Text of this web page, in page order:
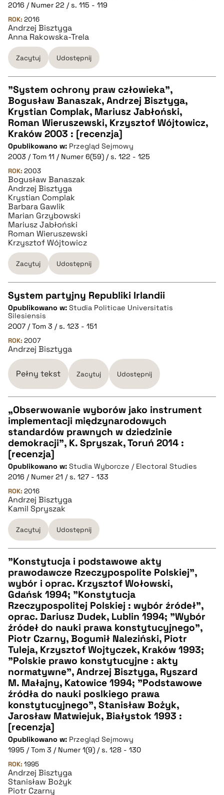
pobierz cytat
BIBTEX
pobierz cytat
2016 / Numer 22 / s. 115 - 119
ROK: 2016
Andrzej Bisztyga
Anna Rakowska-Trela
Zacytuj Udostępnij
CZYSTY TEKST
pobierz cytat
BIBTEX
pobierz cytat
"System ochrony praw człowieka",
Bogusław Banaszak, Andrzej Bisztyga,
Krystian Complak, Mariusz Jabłoński,
Roman Wieruszewski, Krzysztof Wójtowicz,
Kraków 2003 : [recenzja]
Opublikowano w: Przegląd Sejmowy
2003 / Tom 11 / Numer 6(59) / s. 122 - 125
ROK: 2003
Bogusław Banaszak
Andrzej Bisztyga
Krystian Complak
Barbara Gawlik
Marian Grzybowski
Mariusz Jabłoński
Roman Wieruszewski
Krzysztof Wójtowicz
Zacytuj Udostępnij
CZYSTY TEKST
pobierz cytat
BIBTEX
System partyjny Republiki Irlandii
Opublikowano w: Studia Politicae Universitatis
Silesiensis
2007 / Tom 3 / s. 123 - 151
ROK: 2007
Andrzej Bisztyga
Pełny tekst Zacytuj Udostępnij
CZYSTY TEKST
pobierz cytat
BIBTEX
pobierz cytat
„Obserwowanie wyborów jako instrument
implementacji międzynarodowych
standardów prawnych w dziedzinie
demokracji”, K. Spryszak, Toruń 2014 :
[recenzja]
Opublikowano w: Studia Wyborcze / Electoral Studies
2016 / Numer 21 / s. 127 - 133
ROK: 2016
Andrzej Bisztyga
Kamil Spryszak
Zacytuj Udostępnij
CZYSTY TEKST
pobierz cytat
BIBTEX
pobierz cytat
"Konstytucja i podstawowe akty
prawodawcze Rzeczypospolite Polskiej",
wybór i oprac. Krzysztof Wołowski,
Gdańsk 1994; "Konstytucja
Rzeczypospolitej Polskiej : wybór źródeł",
oprac. Dariusz Dudek, Lublin 1994; "Wybór
źródeł do nauki prawa konstytucyjnego",
Piotr Czarny, Bogumił Naleziński, Piotr
Tuleja, Krzysztof Wojtyczek, Kraków 1993;
"Polskie prawo konstytucyjne : akty
normatywne", Andrzej Bisztyga, Ryszard
M. Małajny, Katowice 1994; "Podstawowe
źródła do nauki poslkiego prawa
konstytucyjnego", Stanisław Bożyk,
Jarosław Matwiejuk, Białystok 1993 :
[recenzja]
Opublikowano w: Przegląd Sejmowy
1995 / Tom 3 / Numer 1(9) / s. 128 - 130
ROK: 1995
Andrzej Bisztyga
Stanisław Bożyk
Piotr Czarny